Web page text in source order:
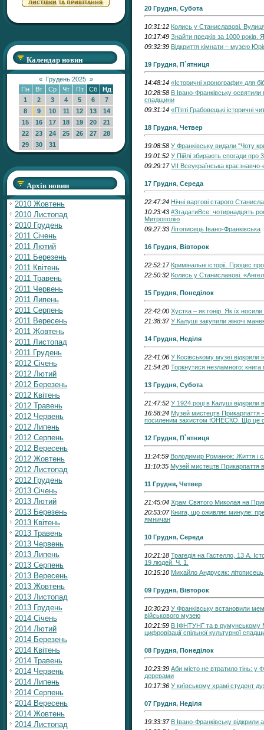
Календар новин
« Грудень 2025 »
Пн
Вт Ср Чт Пт Сб
Нд
1
2 3 4 5 6
7
8
9 10 11 12 13
14
15
16 17 18 19 20
21
22
23 24 25 26 27
28
29
30 31
Архів новин
2010 Жовтень
2010 Листопад
2010 Грудень
2011 Січень
2011 Лютий
2011 Березень
2011 Квітень
2011 Травень
2011 Червень
2011 Липень
2011 Серпень
2011 Вересень
2011 Жовтень
2011 Листопад
2011 Грудень
2012 Січень
2012 Лютий
2012 Березень
2012 Квітень
2012 Травень
2012 Червень
2012 Липень
2012 Серпень
2012 Вересень
2012 Жовтень
2012 Листопад
2012 Грудень
2013 Січень
2013 Лютий
2013 Березень
2013 Квітень
2013 Травень
2013 Червень
2013 Липень
2013 Серпень
2013 Вересень
2013 Жовтень
2013 Листопад
2013 Грудень
2014 Січень
2014 Лютий
2014 Березень
2014 Квітень
2014 Травень
2014 Червень
2014 Липень
2014 Серпень
2014 Вересень
2014 Жовтень
2014 Листопад
20 Грудня, Субота
10:31:12 Колись у Станиславові.
10:17:49 Знайти предків за 1000
09:32:39 Відкриття кімнати – музею
19 Грудня, П`ятниця
14:48:14 «Історичні хронографи» для
10:28:58 В Івано-Франківську освятили
спадщини
09:31:14 «П’яті Грабовецькі історичні
18 Грудня, Четвер
19:08:58 У Франківську видали "Чоту
19:01:52 У Пійлі збирають спогади про
09:29:17 VІІ Всеукраїнська
17 Грудня, Середа
22:47:24 Нічні вартові старого
10:23:43 #ЗгадатиВсе: чотирнадцять
Митрополію
09:27:33 Літописець Івано-Франківська
16 Грудня, Вівторок
22:52:17 Кримінальні історії. Процес
22:50:32 Колись у Станиславові.
15 Грудня, Понеділок
22:42:00 Хустка – як гонір. Як їх
21:38:37 У Калуші закупили жіночі
14 Грудня, Неділя
22:41:06 У Косівському музеї відкрили
21:54:20 Торкнутися незламного:
13 Грудня, Субота
21:47:52 У 1924 році в Калуші відкрили
16:58:24 Музей мистецтв Прикарпаття
посиленим захистом ЮНЕСКО. Що це
12 Грудня, П`ятниця
11:24:59 Володимир Романюк: Життя і
11:10:35 Музей мистецтв Прикарпаття
11 Грудня, Четвер
21:45:04 Храм Святого Миколая на
20:53:07 Книга, що оживляє минуле:
ямничан
10 Грудня, Середа
10:21:18 Трагедія на Гастелло, 13 А.
19 людей. Ч. 1.
10:15:10 Михайло Андрусяк:
09 Грудня, Вівторок
10:30:23 У Франківську встановили
військового музею
10:21:59 В ІФНТУНГ та в румунському
цифровізації спільної культурної
08 Грудня, Понеділок
10:23:39 Аби місто не втратило тінь: у
деревами
10:17:36 У київському храмі студент
07 Грудня, Неділя
19:33:37 В Івано-Франківську відкрили